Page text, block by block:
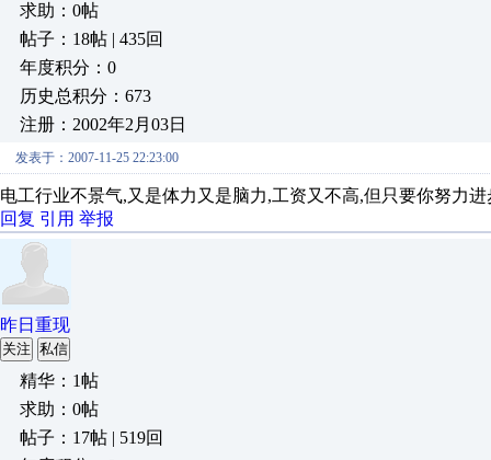
求助：0帖
帖子：18帖 | 435回
年度积分：0
历史总积分：673
注册：2002年2月03日
发表于：2007-11-25 22:23:00
电工行业不景气,又是体力又是脑力,工资又不高,但只要你努力
回复 引用 举报
昨日重现
关注 私信
精华：1帖
求助：0帖
帖子：17帖 | 519回